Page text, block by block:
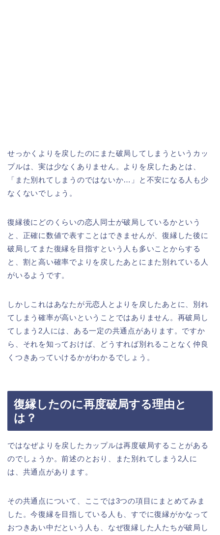
せっかくよりを戻したのにまた破局してしまうというカッ
プルは、実は少なくありません。よりを戻したあとは、
「また別れてしまうのではないか…」と不安になる人も少
なくないでしょう。
復縁後にどのくらいの恋人同士が破局しているかという
と、正確に数値で表すことはできませんが、復縁した後に
破局してまた復縁を目指すという人も多いことからする
と、割と高い確率でよりを戻したあとにまた別れている人
がいるようです。
しかしこれはあなたが元恋人とよりを戻したあとに、別れ
てしまう確率が高いということではありません。再破局し
てしまう2人には、ある一定の共通点があります。ですか
ら、それを知っておけば、どうすれば別れることなく仲良
くつきあっていけるかがわかるでしょう。
復縁したのに再度破局する理由と
は？
ではなぜよりを戻したカップルは再度破局することがある
のでしょうか。前述のとおり、また別れてしまう2人に
は、共通点があります。
その共通点について、ここでは3つの項目にまとめてみま
した。今復縁を目指している人も、すでに復縁がかなって
おつきあい中だという人も、なぜ復縁した人たちが破局し